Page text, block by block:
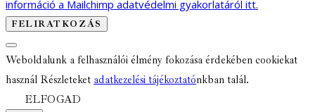
információ a Mailchimp adatvédelmi gyakorlatáról itt.
Weboldalunk a felhasználói élmény fokozása érdekében cookiekat
használ Részleteket adatkezelési tájékoztatónkban talál.
ELFOGAD